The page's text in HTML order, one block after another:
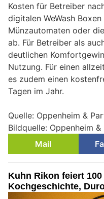
Kosten für Betreiber
digitalen WeWash
Münzautomaten oder
ab. Für Betreiber als
deutlichen
Nutzung. Für einen
es zudem einen
Tagen im Jahr.
Quelle: Oppenheim &
Bildquelle: Oppenheim
Mail
Kuhn Rikon feiert
Kochgeschichte,